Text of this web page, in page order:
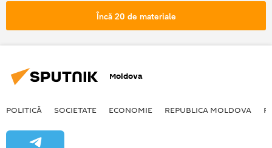
Încă 20 de materiale
Moldova
POLITICĂ SOCIETATE ECONOMIE REPUBLICA MOLDOVA